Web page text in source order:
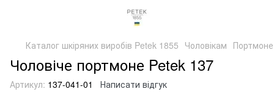
Каталог шкіряних виробів Petek 1855 Чоловікам Портмоне
Чоловіче портмоне Petek 137
Артикул: 137-041-01 Написати відгук